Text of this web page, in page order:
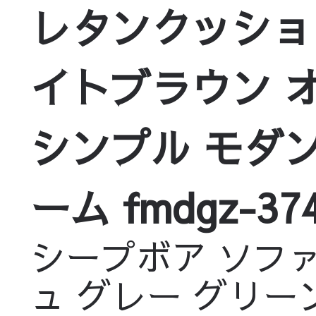
ソファー /ライトリ
ソファー /ゴージャ
ソファー /ナチュラ
レタンクッシ
イトブラウン
シンプル モダ
ーム fmdgz-
シープボア ソフ
ュ グレー グリ